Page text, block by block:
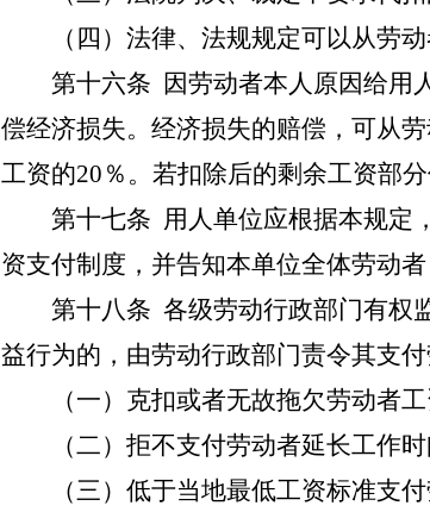
（四）法律、法规规定可以从劳
第十六条 因劳动者本人原因给用
偿经济损失。经济损失的赔偿，可从
工资的20 ％。若扣除后的剩余工资部
第十七条 用人单位应根据本规定
资支付制度，并告知本单位全体劳动
第十八条 各级劳动行政部门有权
益行为的，由劳动行政部门责令其支
（一）克扣或者无故拖欠劳动者工
（二）拒不支付劳动者延长工作时
（三）低于当地最低工资标准支付